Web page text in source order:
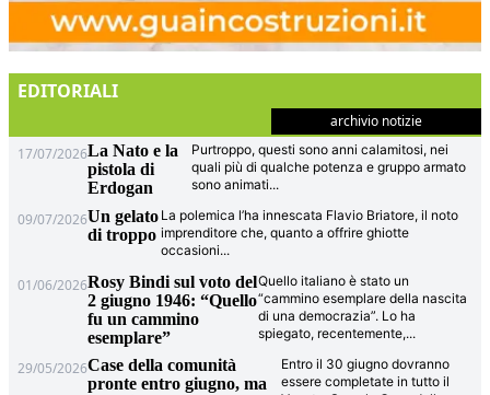
EDITORIALI
archivio notizie
17/07/2026La Nato e la
pistola di
Erdogan
Purtroppo, questi sono anni calamitosi, nei
quali più di qualche potenza e gruppo armato
sono animati...
09/07/2026Un gelato
di troppo
La polemica l’ha innescata Flavio Briatore, il noto
imprenditore che, quanto a offrire ghiotte
occasioni...
01/06/2026Rosy Bindi sul voto del
2 giugno 1946: “Quello
fu un cammino
esemplare”
Quello italiano è stato un
“cammino esemplare della nascita
di una democrazia”. Lo ha
spiegato, recentemente,...
29/05/2026Case della comunità
pronte entro giugno, ma
Entro il 30 giugno dovranno
essere completate in tutto il